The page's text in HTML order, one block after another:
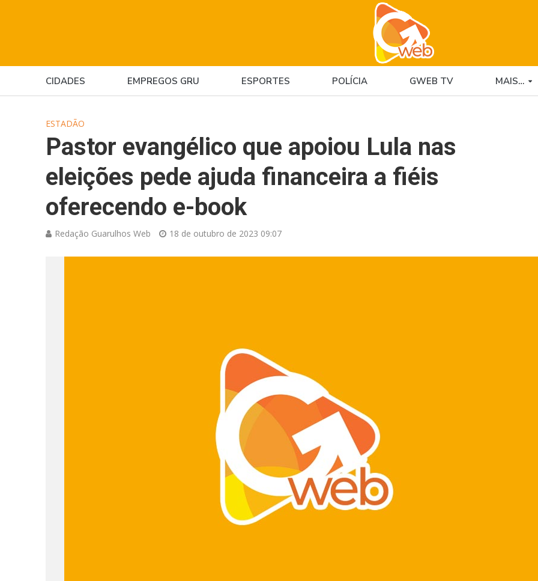
CIDADES EMPREGOS GRU ESPORTES POLÍCIA GWEB TV MAIS…
ESTADÃO
Pastor evangélico que apoiou Lula nas
eleições pede ajuda financeira a fiéis
oferecendo e-book
Redação Guarulhos Web 18 de outubro de 2023 09:07